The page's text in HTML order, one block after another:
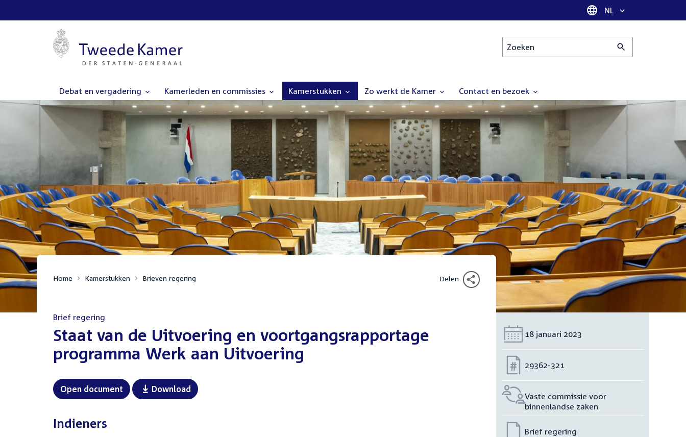
Taal selectie
NL
Zoeken
Debat en vergadering Kamerleden en commissies Kamerstukken Zo werkt de Kamer Contact en bezoek
Home Kamerstukken Brieven regering Delen
Brief regering
:Staat van de Uitvoering en voortgangsrapportage
programma Werk aan Uitvoering
Open document Download
Indieners
Datum:
18 januari 2023
Nummer:
29362-321
Vaste commissie voor
binnenlandse zaken
Brief regering